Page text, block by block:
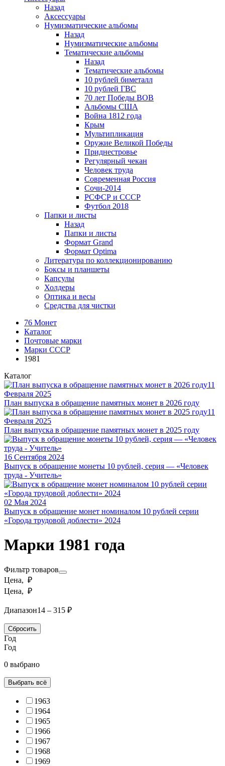
Назад
Аксессуары
Нумизматические альбомы
Назад
Нумизматические альбомы
Тематические альбомы
Назад
Тематические альбомы
10 рублей биметалл
10 рублей ГВС
70 лет Победы ВОВ
Альбомы США
Война 1812 года
Крым
Мультипликация
Оружие Великой Победы
Приднестровье
Регулярный чекан
Человек труда
Современная Россия
Сочи-2014
РСФСР и СССР
Футбол 2018
Папки и листы
Назад
Папки и листы
Формат Grand
Формат Optima
Литература по коллекционированию
Боксы и планшеты
Капсулы
Холдеры
Оптика и весы
Средства для чистки
76 Монет
Каталог
Почтовые марки
Марки СССР
1981
Каталог
11
Февраля 2025
План выпуска в обращение памятных монет в 2026 году
11
Февраля 2025
План выпуска в обращение памятных монет в 2025 году
16 Сентября 2024
Выпуск в обращение монеты 10 рублей, серия — «Человек
труда - Учитель»
02 Мая 2024
Выпуск в обращение монет номиналом 10 рублей серии
«Города трудовой доблести» 2024
Марки 1981 года
Фильтр товаров
Цена, ₽
Цена, ₽
Диапазон14 – 315 ₽
Сбросить
Год
Год
0 выбрано
Выбрать всё
1963
1964
1965
1966
1967
1968
1969